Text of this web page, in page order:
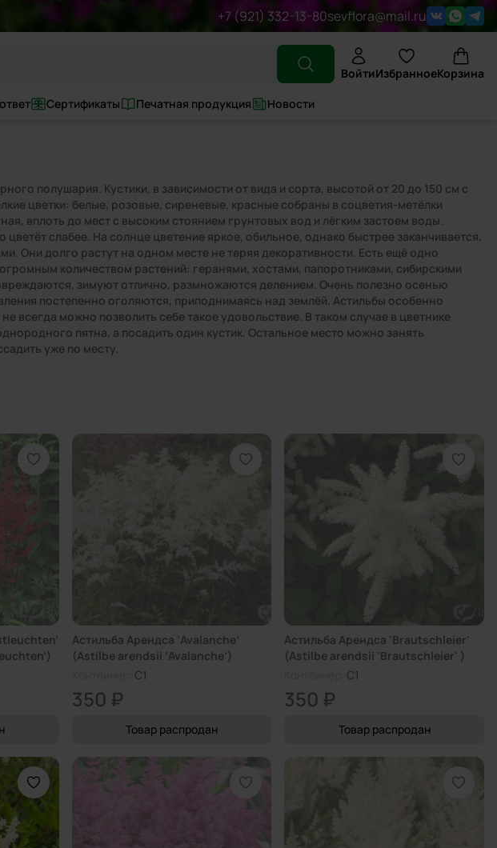
+7 (921) 332-13-80sevflora@mail.ru
ВойтиИзбранноеКорзина
Сертификаты Печатная продукция Новости
полушария. Кустики, в зависимости от вида и сорта, высотой от 20 до 150 см с
цветки: белые, розовые, сиреневые, красные собраны в соцветия-метёлки
вплоть до мест с высоким стоянием грунтовых вод и лёгким застоем воды.
слабее. На солнце цветение яркое, обильное, однако быстрее заканчивается.
Они долго растут на одном месте не теряя декоративности. Есть ещё одно
количеством растений: геранями, хостами, папоротниками, сибирскими
зимуют отлично, размножаются делением. Очень полезно осенью
постепенно оголяются, приподнимаясь над землёй. Астильбы особенно
всегда можно позволить себе такое удовольствие. В таком случае в цветнике
пятна, а посадить один кустик. Остальное место можно занять
уже по месту.
Астильба Арендса ‘Avalanche’
(Astilbe arendsii ‘Avalanche’)
C1
350 ₽
Товар распродан
Астильба Арендса 'Brautschleier'
(Astilbe arendsii 'Brautschleier' )
C1
350 ₽
Товар распродан